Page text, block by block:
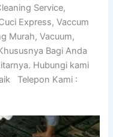
Service,
Express, Vaccum
Murah, Vacuum,
Bagi Anda
Hubungi kami
Telepon Kami :